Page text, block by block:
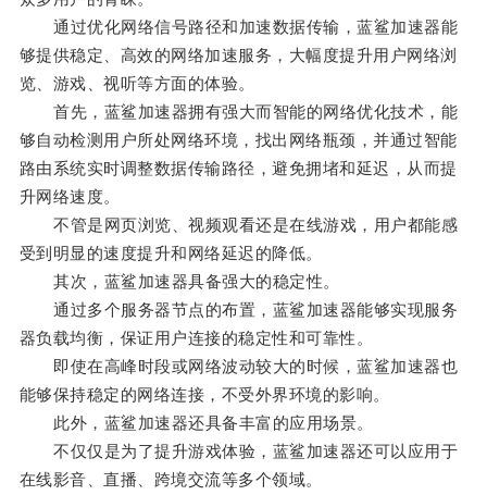
通过优化网络信号路径和加速数据传输，蓝鲨加速器能
够提供稳定、高效的网络加速服务，大幅度提升用户网络浏
览、游戏、视听等方面的体验。
首先，蓝鲨加速器拥有强大而智能的网络优化技术，能
够自动检测用户所处网络环境，找出网络瓶颈，并通过智能
路由系统实时调整数据传输路径，避免拥堵和延迟，从而提
升网络速度。
不管是网页浏览、视频观看还是在线游戏，用户都能感
受到明显的速度提升和网络延迟的降低。
其次，蓝鲨加速器具备强大的稳定性。
通过多个服务器节点的布置，蓝鲨加速器能够实现服务
器负载均衡，保证用户连接的稳定性和可靠性。
即使在高峰时段或网络波动较大的时候，蓝鲨加速器也
能够保持稳定的网络连接，不受外界环境的影响。
此外，蓝鲨加速器还具备丰富的应用场景。
不仅仅是为了提升游戏体验，蓝鲨加速器还可以应用于
在线影音、直播、跨境交流等多个领域。